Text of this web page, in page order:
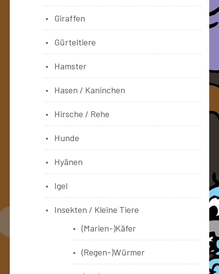
Giraffen
Gürteltiere
Hamster
Hasen / Kaninchen
Hirsche / Rehe
Hunde
Hyänen
Igel
Insekten / Kleine Tiere
(Marien-)Käfer
(Regen-)Würmer